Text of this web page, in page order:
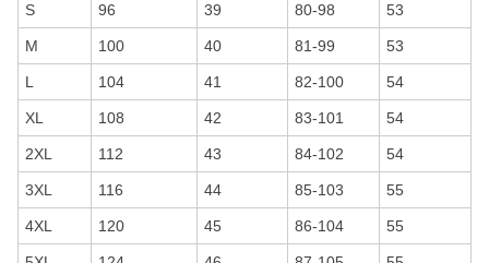
S 96 39 80-98 53
M 100 40 81-99 53
L 104 41 82-100 54
XL 108 42 83-101 54
2XL 112 43 84-102 54
3XL 116 44 85-103 55
4XL 120 45 86-104 55